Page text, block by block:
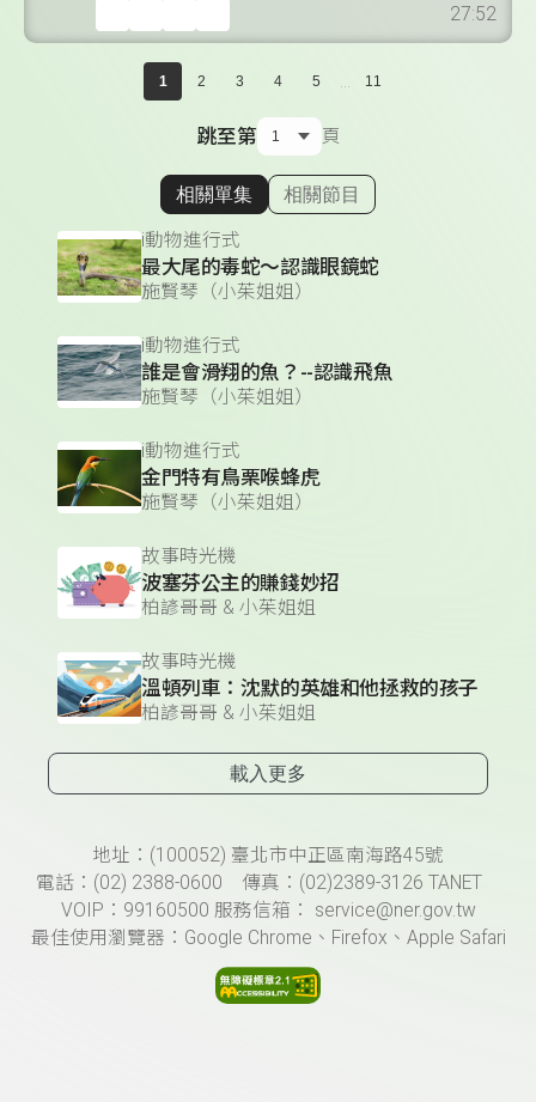
27:52
1 2 3 4 5 ... 11
跳至第 頁
顯示相關單集
相關單集 相關節目
i動物進行式
最大尾的毒蛇～認識眼鏡蛇
施賢琴（小茱姐姐）
i動物進行式
誰是會滑翔的魚？--認識飛魚
施賢琴（小茱姐姐）
i動物進行式
金門特有鳥栗喉蜂虎
施賢琴（小茱姐姐）
故事時光機
波塞芬公主的賺錢妙招
柏諺哥哥 & 小茱姐姐
故事時光機
溫頓列車：沈默的英雄和他拯救的孩子
柏諺哥哥 & 小茱姐姐
載入更多
頁尾資訊地址：(100052) 臺北市中正區南海路45號
電話：(02) 2388-0600 傳真：(02)2389-3126 TANET
VOIP：99160500 服務信箱： service@ner.gov.tw
最佳使用瀏覽器：Google Chrome、Firefox、Apple Safari